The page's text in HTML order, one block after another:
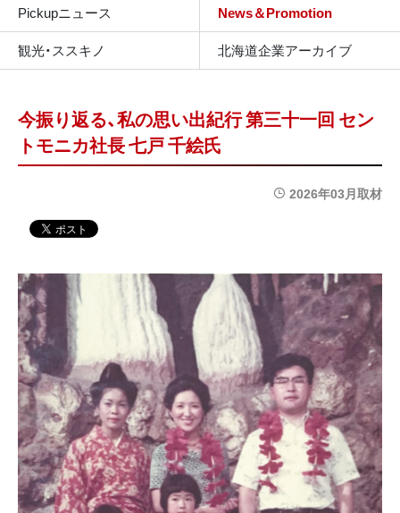
Pickupニュース
News＆Promotion
観光・ススキノ
北海道企業アーカイブ
今振り返る、私の思い出紀行 第三十一回 セン
トモニカ社長 七戸 千絵氏
2026年03月取材